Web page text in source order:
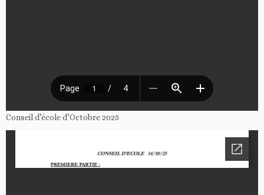
Conseil d’école d’Octobre 2025